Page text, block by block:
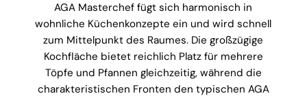
AGA Masterchef fügt sich harmonisch in
wohnliche Küchenkonzepte ein und wird schnell
zum Mittelpunkt des Raumes. Die großzügige
Kochfläche bietet reichlich Platz für mehrere
Töpfe und Pfannen gleichzeitig, während die
charakteristischen Fronten den typischen AGA